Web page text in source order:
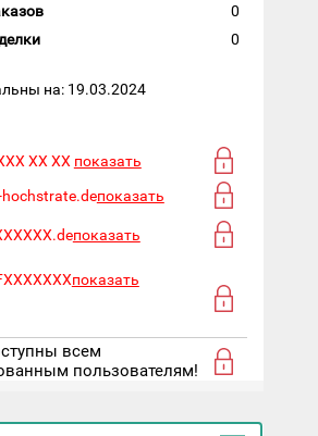
0
0
на: 19.03.2024
XX XX показать
hochstrate.deпоказать
показать
показать
всем
пользователям!